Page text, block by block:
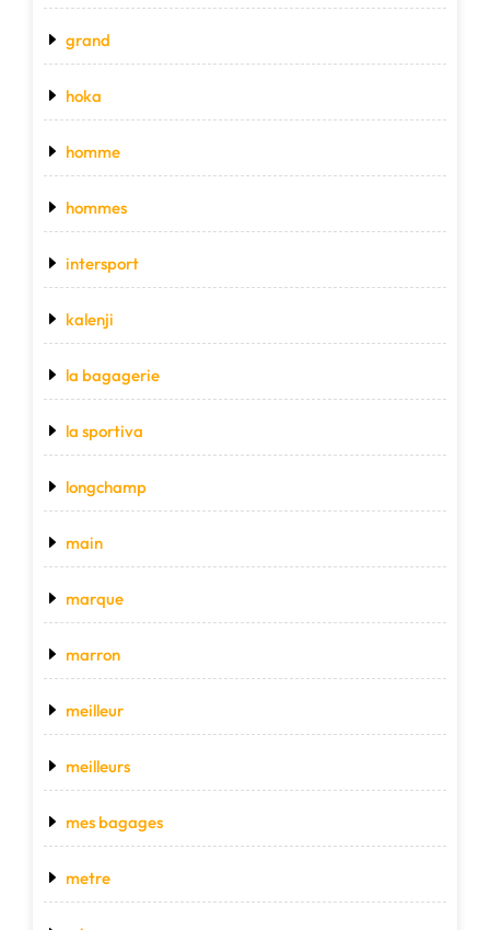
grand
hoka
homme
hommes
intersport
kalenji
la bagagerie
la sportiva
longchamp
main
marque
marron
meilleur
meilleurs
mes bagages
metre